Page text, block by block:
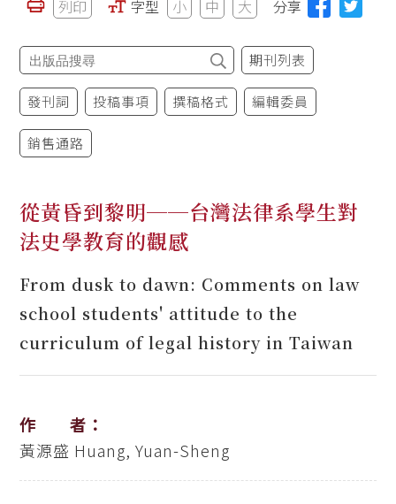
列印 字型 小 中 大 分享
期刊列表
發刊詞 投稿事項 撰稿格式 編輯委員
銷售通路
從黃昏到黎明──台灣法律系學生對
法史學教育的觀感
From dusk to dawn: Comments on law
school students' attitude to the
curriculum of legal history in Taiwan
作 者：
黃源盛 Huang, Yuan-Sheng